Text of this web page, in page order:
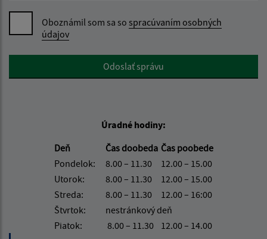
Oboznámil som sa so spracúvaním osobných
údajov
Google reCaptcha ResponseOdoslať správu
Úradné hodiny:
Deň
Čas doobeda Čas poobede
Pondelok:
8.00 – 11.30
12.00 – 15.00
Utorok:
8.00 – 11.30
12.00 – 15.00
Streda:
8.00 – 11.30
12.00 – 16:00
Štvrtok:
nestránkový deň
Piatok:
8.00 – 11.30
12.00 – 14.00